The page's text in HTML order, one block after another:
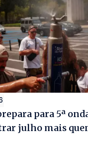
para 5ª
julho mais